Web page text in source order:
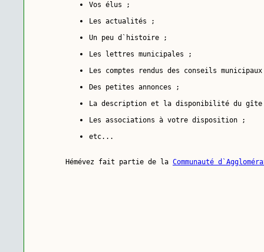
Vos élus ;
Les actualités ;
Un peu d`histoire ;
Les lettres municipales ;
Les comptes rendus des conseils
Des petites annonces ;
La description et la disponibilité du gîte
Les associations à votre disposition ;
etc...
Hémévez fait partie de la Communauté